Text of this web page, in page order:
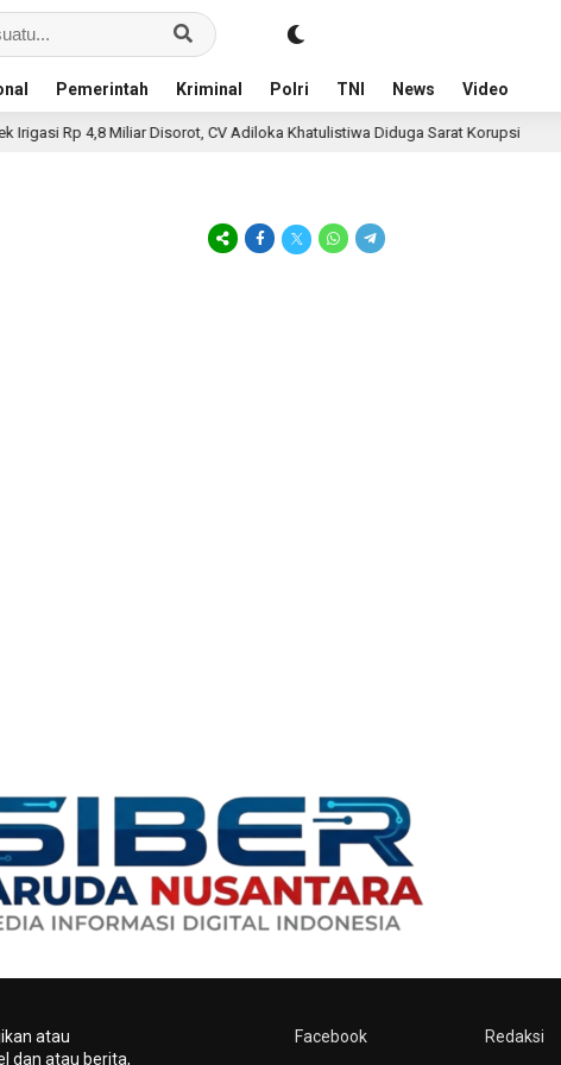
Pemerintah Kriminal Polri TNI News Video
Rp 4,8 Miliar Disorot, CV Adiloka Khatulistiwa Diduga Sarat Korupsi
Facebook
Redaksi
atau
dan atau berita,